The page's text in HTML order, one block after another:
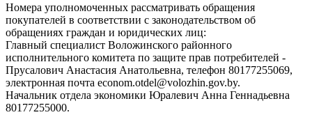
Номера уполномоченных рассматривать обращения
покупателей в соответствии с законодательством об
обращениях граждан и юридических лиц:
Главный специалист Воложинского районного
исполнительного комитета по защите прав потребителей -
Прусалович Анастасия Анатольевна, телефон 80177255069,
электронная почта econom.otdel@volozhin.gov.by.
Начальник отдела экономики Юралевич Анна Геннадьевна
80177255000.